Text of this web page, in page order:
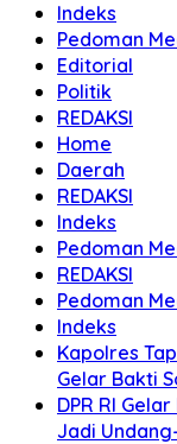
Indeks
Pedoman
Editorial
Politik
REDAKSI
Home
Daerah
REDAKSI
Indeks
Pedoman
REDAKSI
Pedoman
Indeks
Kapolres
Gelar Bakti
DPR RI
Jadi